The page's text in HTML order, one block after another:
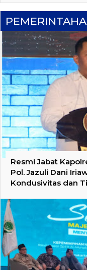
Resmi Jabat
Pol. Jazuli Dani
Kondusivitas dan